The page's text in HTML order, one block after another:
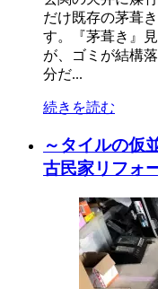
だけ既存の茅葺
す。『茅葺き』
が、ゴミが結構
分だ...
続きを読む
～タイルの仮
古民家リフォ